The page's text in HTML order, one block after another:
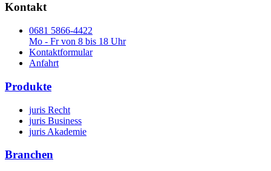
Kontakt
0681 5866-4422
Mo - Fr von 8 bis 18 Uhr
Kontaktformular
Anfahrt
Produkte
juris Recht
juris Business
juris Akademie
Branchen